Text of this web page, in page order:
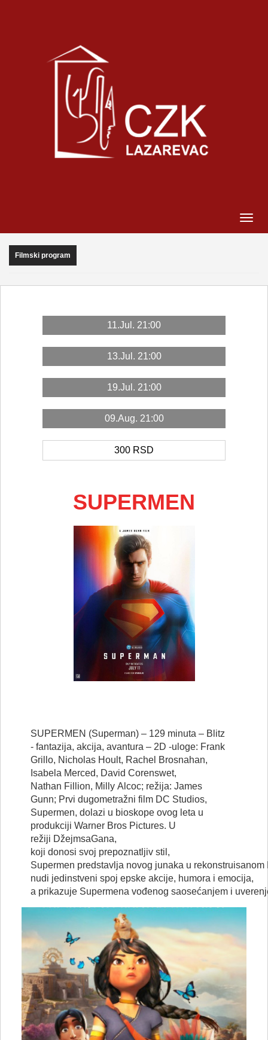
Filmski program
11.Jul. 21:00
13.Jul. 21:00
19.Jul. 21:00
09.Aug. 21:00
300 RSD
SUPERMEN
SUPERMEN (Superman) – 129 minuta – Blitz
- fantazija, akcija, avantura – 2D -uloge: Frank
Grillo, Nicholas Hoult, Rachel Brosnahan,
Isabela Merced, David Corenswet,
Nathan Fillion, Milly Alcoc; režija: James
Gunn; Prvi dugometražni film DC Studios,
Supermen, dolazi u bioskope ovog leta u
produkciji Warner Bros Pictures. U
režiji DžejmsaGana,
koji donosi svoj prepoznatljiv stil ,
Supermen predstavlja novog junaka u rekonstruisanom
nudi jedinstveni spoj epske akcije, humora i emocija,
a prikazuje Supermena vođenog saosećanjem i